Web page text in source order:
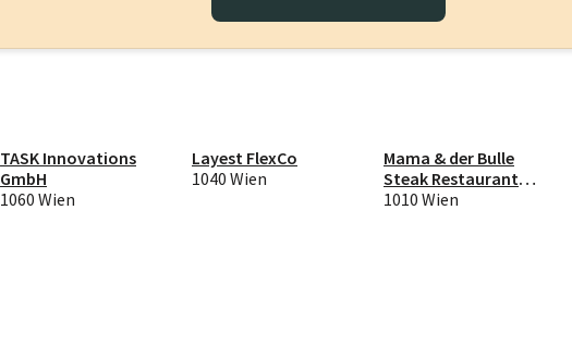
TASK Innovations
GmbH
1060 Wien
Layest FlexCo
1040 Wien
Mama & der Bulle
Steak Restaurant
GmbH
1010 Wien